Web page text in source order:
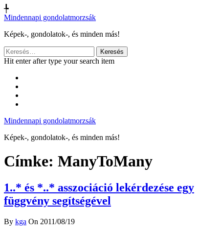
╄
Mindennapi gondolatmorzsák
Képek-, gondolatok-, és minden más!
Keresés:
Hit enter after type your search item
Mindennapi gondolatmorzsák
Képek-, gondolatok-, és minden más!
Címke: ManyToMany
1..* és *..* asszociáció lekérdezése egy
függvény segítségével
By kga On 2011/08/19